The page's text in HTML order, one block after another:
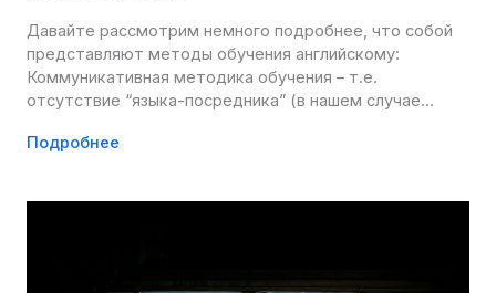
Давайте рассмотрим немного подробнее, что собой
представляют методы обучения английскому:
Коммуникативная методика обучения – т.е.
отсутствие “языка-посредника” (в нашем случае…
Подробнее